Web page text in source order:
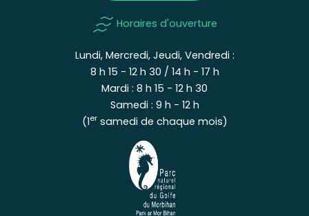
Horaires d'ouverture
Lundi, Mercredi, Jeudi, Vendredi :
8 h 15 - 12 h 30 / 14 h - 17 h
Mardi : 8 h 15 - 12 h 30
Samedi : 9 h - 12 h
(1ersamedi de chaque mois)